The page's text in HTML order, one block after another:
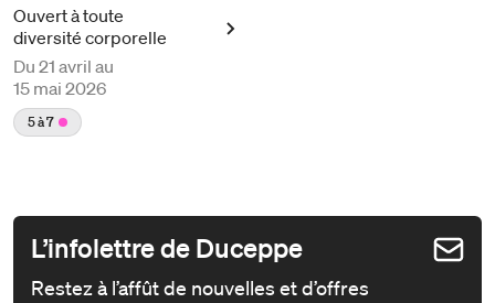
Ouvert à toute
diversité corporelle
Du 21 avril au
15 mai 2026
5 à 7
L’infolettre de Duceppe
Restez à l’affût de nouvelles et d’offres